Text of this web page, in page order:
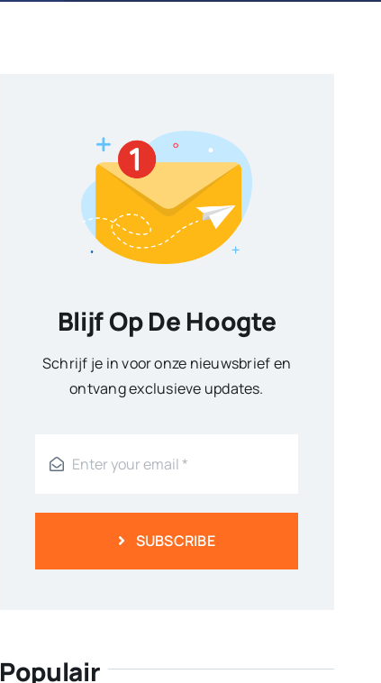
Blijf Op De Hoogte
Schrijf je in voor onze nieuwsbrief en
ontvang exclusieve updates.
SUBSCRIBE
Populair